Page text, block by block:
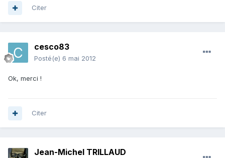
Citer
cesco83
Posté(e) 6 mai 2012
Ok, merci !
Citer
Jean-Michel TRILLAUD